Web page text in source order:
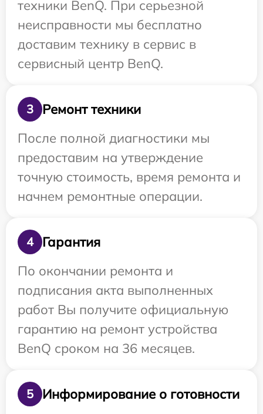
техники BenQ. При серьезной
неисправности мы бесплатно
доставим технику в сервис в
сервисный центр BenQ.
3
Ремонт техники
После полной диагностики мы
предоставим на утверждение
точную стоимость, время ремонта и
начнем ремонтные операции.
4
Гарантия
По окончании ремонта и
подписания акта выполненных
работ Вы получите официальную
гарантию на ремонт устройства
BenQ сроком на 36 месяцев.
5
Информирование о готовности